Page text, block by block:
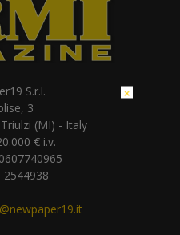
S.r.l.
3
(MI) - Italy
€ i.v.
2544938
×